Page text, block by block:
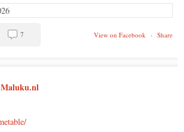
View on Facebook · Share
7